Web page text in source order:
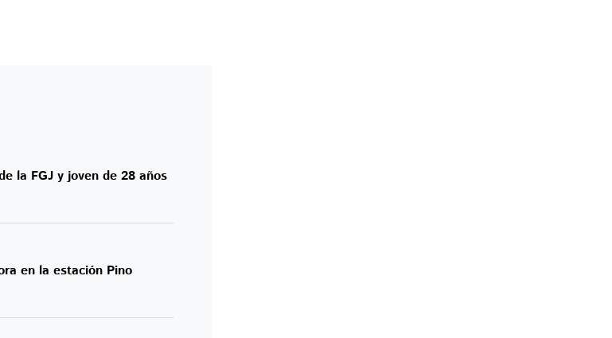
la FGJ y joven de 28 años
en la estación Pino